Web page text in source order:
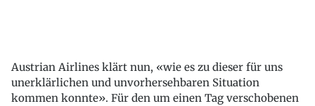
Austrian Airlines klärt nun, «wie es zu dieser für uns
unerklärlichen und unvorhersehbaren Situation
kommen konnte». Für den um einen Tag verschobenen